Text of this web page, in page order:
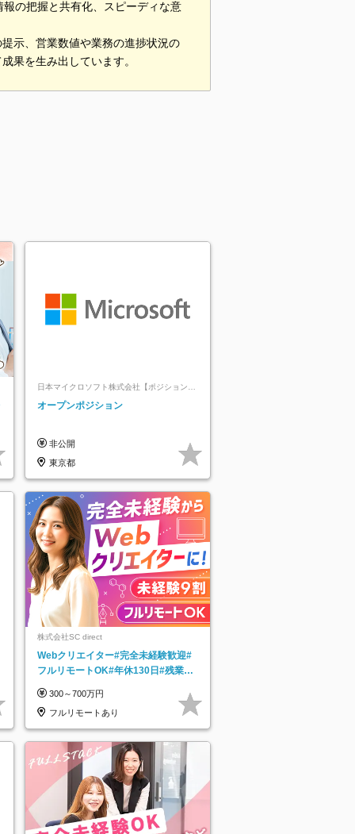
の把握と共有化、スピーディな意
示、営業数値や業務の進捗状況の
果を生み出しています。
日本マイクロソフト株式会社【ポジションマ
ッチ登録】
オープンポジション
非公開
東京都
株式会社SC direct
Webクリエイター#完全未経験歓迎#
フルリモートOK#年休130日#残業月
300～700万円
フルリモートあり